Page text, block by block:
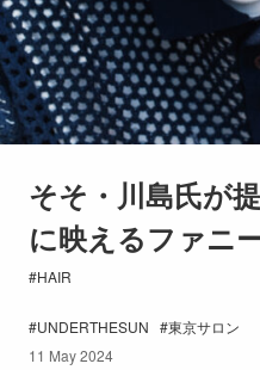
そそ・川島氏が
に映えるファニ
HAIR
UNDERTHESUN
東京サロン
11 May 2024